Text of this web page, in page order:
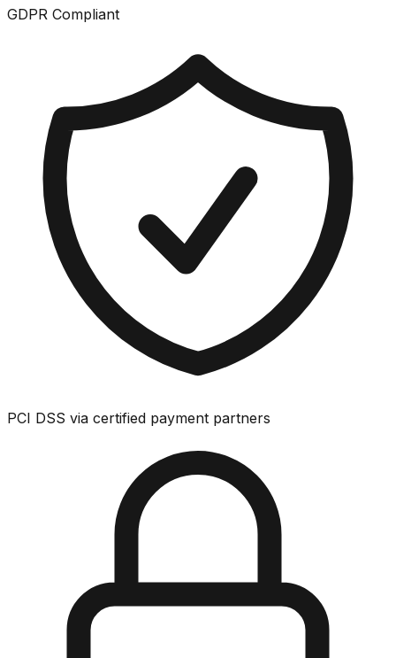
GDPR Compliant
PCI DSS via certified payment partners